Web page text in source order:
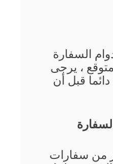
السفارة
، يرجى
قبل أن
من سفارات